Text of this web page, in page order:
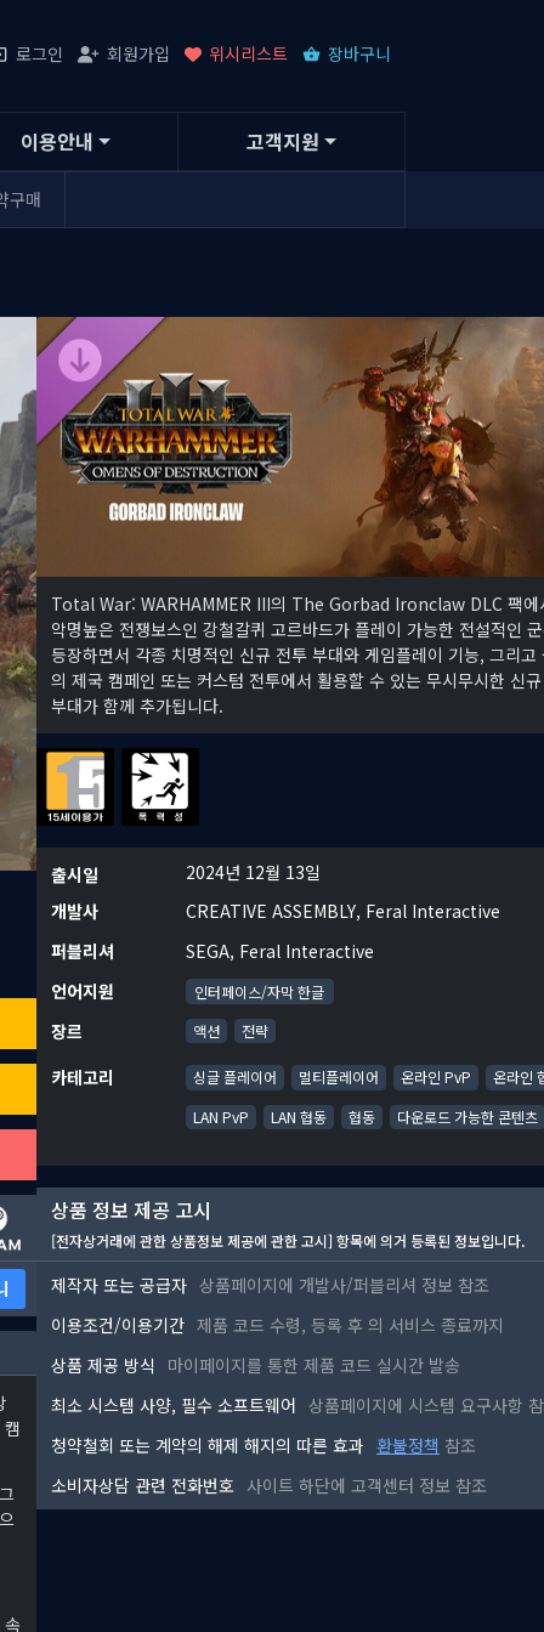
로그인 회원가입 위시리스트 장바구니
이용안내 고객지원
구매
Total War: WARHAMMER III의 The Gorbad Ironclaw DLC 팩에
악명높은 전쟁보스인 강철갈퀴 고르바드가 플레이 가능한 전설적인
등장하면서 각종 치명적인 신규 전투 부대와 게임플레이 기능, 그리고
의 제국 캠페인 또는 커스텀 전투에서 활용할 수 있는 무시무시한 신
부대가 함께 추가됩니다.
출시일
2024년 12월 13일
개발사
CREATIVE ASSEMBLY, Feral Interactive
퍼블리셔
SEGA, Feral Interactive
언어지원
인터페이스/자막 한글
장르 액션 전략
카테고리 싱글 플레이어 멀티플레이어 온라인 PvP
온라인
LAN PvP
LAN 협동 협동 다운로드 가능한 콘텐츠
상품 정보 제공 고시
[전자상거래에 관한 상품정보 제공에 관한 고시] 항목에 의거 등록된 정보입니다.
제작자 또는 공급자 상품페이지에 개발사/퍼블리셔 정보 참조
이용조건/이용기간 제품 코드 수령, 등록 후 의 서비스 종료까지
상품 제공 방식
마이페이지를 통한 제품 코드 실시간 발송
최소 시스템 사양, 필수 소프트웨어 상품페이지에 시스템 요구사항
청약철회 또는 계약의 해제 해지의 따른 효과 환불정책 참조
소비자상담 관련 전화번호 사이트 하단에 고객센터 정보 참조